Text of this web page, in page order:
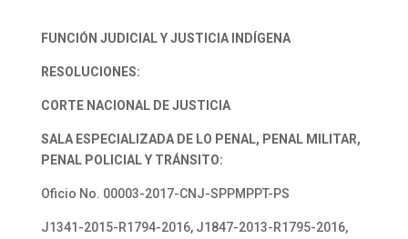
FUNCIÓN JUDICIAL Y JUSTICIA INDÍGENA
RESOLUCIONES:
CORTE NACIONAL DE JUSTICIA
SALA ESPECIALIZADA DE LO PENAL, PENAL MILITAR,
PENAL POLICIAL Y TRÁNSITO:
Oficio No. 00003-2017-CNJ-SPPMPPT-PS
J1341-2015-R1794-2016, J1847-2013-R1795-2016,